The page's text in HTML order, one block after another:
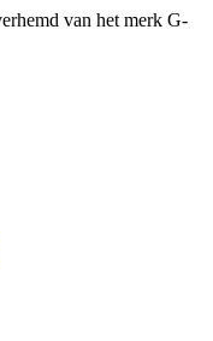
van het merk G-